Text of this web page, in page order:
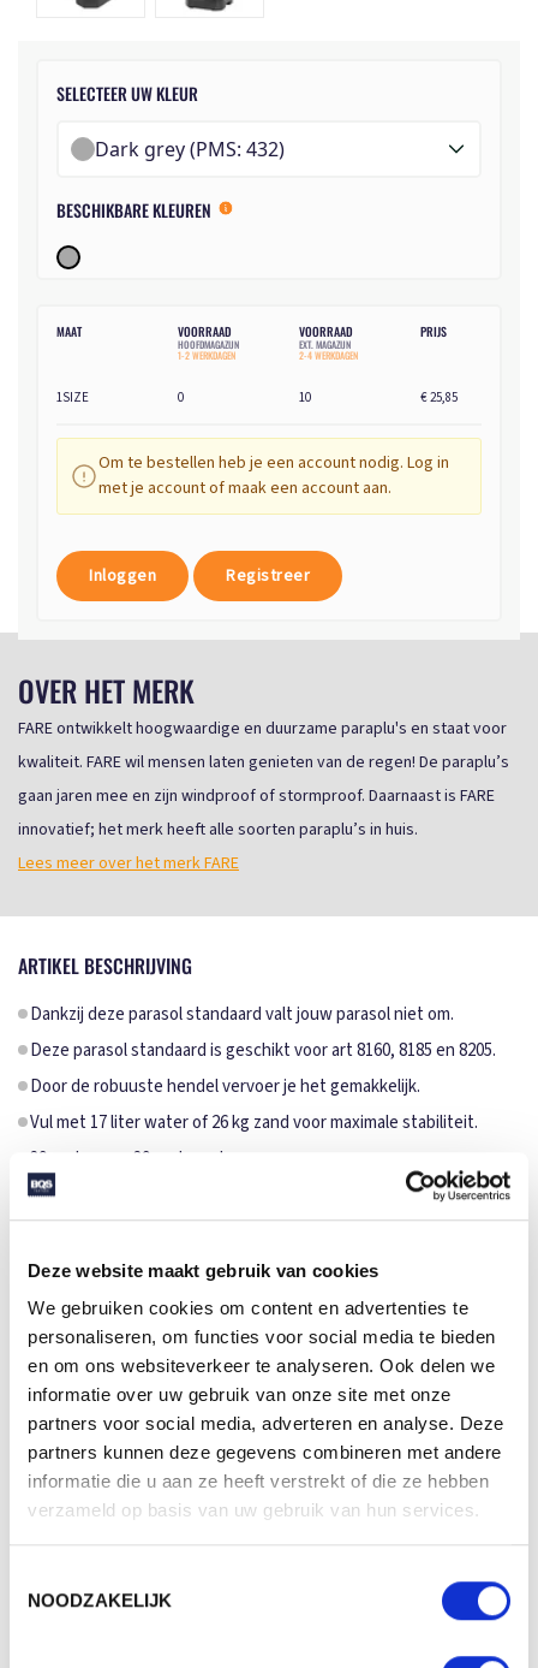
Deze website maakt gebruik van cookies
We gebruiken cookies om content en advertenties te
personaliseren, om functies voor social media te bieden
en om ons websiteverkeer te analyseren. Ook delen we
informatie over uw gebruik van onze site met onze
partners voor social media, adverteren en analyse. Deze
partners kunnen deze gegevens combineren met andere
informatie die u aan ze heeft verstrekt of die ze hebben
verzameld op basis van uw gebruik van hun services.
NOODZAKELIJK
SELECTEER UW KLEUR
Dark grey (PMS: 432)
BESCHIKBARE KLEUREN
MAAT VOORRAAD
HOOFDMAGAZIJN
1-2 WERKDAGEN
VOORRAAD
EXT. MAGAZIJN
2-4 WERKDAGEN
PRIJS
1SIZE 0 10 € 25,85
Om te bestellen heb je een account nodig. Log in
met je account of maak een account aan.
Inloggen Registreer
OVER HET MERK
FARE ontwikkelt hoogwaardige en duurzame paraplu's en staat voor
kwaliteit. FARE wil mensen laten genieten van de regen! De paraplu’s
gaan jaren mee en zijn windproof of stormproof. Daarnaast is FARE
innovatief; het merk heeft alle soorten paraplu’s in huis.
Lees meer over het merk FARE
ARTIKEL BESCHRIJVING
Dankzij deze parasol standaard valt jouw parasol niet om.
Deze parasol standaard is geschikt voor art 8160, 8185 en 8205.
Door de robuuste hendel vervoer je het gemakkelijk.
Vul met 17 liter water of 26 kg zand voor maximale stabiliteit.
39 cm lang en 39 cm breed.
Categorie
Parasols
Artikelcode
8905
Formaat
39x39x14cm
Gewicht
863 gr
Materiaal
Plastic
Artikelen in omdoos